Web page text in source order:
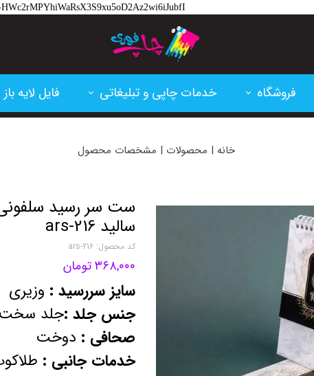
فروشگاه
کاغذ و مقوا
فاکتور آماده
لوازم اداری
خدمات چاپی و تبلیغاتی
چاپ سابلیمشن
خدمات برش و حکاکی لیزر
چاپ فاکتور اختصاصی
فایل لایه باز
اعلامیه ترحیم
ابزار طراحی
بنر مناسبتی
خانه | محصولات | مشخصات محصول
سالید ars-216
کد محصول: ars-216
۳۶۸,۰۰۰ تومان
سایز سررسید : وزیری
جنس جلد :جلد سخت
صحافی : دوخت
خدمات جانبی :